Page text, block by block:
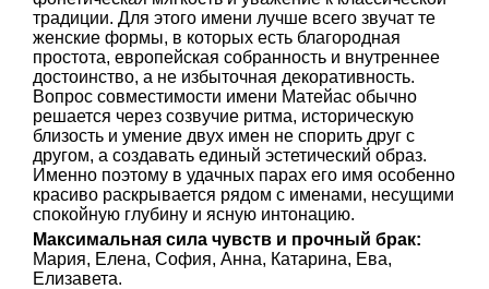
традиции. Для этого имени лучше всего звучат те
женские формы, в которых есть благородная
простота, европейская собранность и внутреннее
достоинство, а не избыточная декоративность.
Вопрос совместимости имени Матейас обычно
решается через созвучие ритма, историческую
близость и умение двух имен не спорить друг с
другом, а создавать единый эстетический образ.
Именно поэтому в удачных парах его имя особенно
красиво раскрывается рядом с именами, несущими
спокойную глубину и ясную интонацию.
Максимальная сила чувств и прочный брак:
Мария, Елена, София, Анна, Катарина, Ева,
Елизавета.